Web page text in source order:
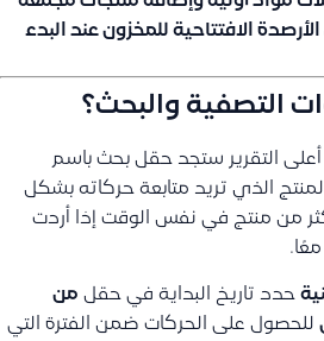
الافتتاحية للمخزون عند البدء
التصفية والبحث؟
التقرير ستجد حقل بحث باسم
الذي تريد متابعة حركاته بشكل
من منتج في نفس الوقت إذا أردت
حدد تاريخ البداية في حقل من
للحصول على الحركات ضمن الفترة التي